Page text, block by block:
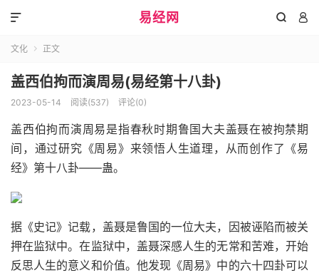
易经网  

文化  正文
盖西伯拘而演周易(易经第十八卦)
2023-05-14 阅读(537) 评论(0)
盖西伯拘而演周易是指春秋时期鲁国大夫盖聂在被拘禁期
间，通过研究《周易》来领悟人生道理，从而创作了《易
经》第十八卦——蛊。
据《史记》记载，盖聂是鲁国的一位大夫，因被诬陷而被关
押在监狱中。在监狱中，盖聂深感人生的无常和苦难，开始
反思人生的意义和价值。他发现《周易》中的六十四卦可以